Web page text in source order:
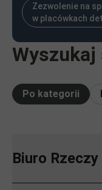
Zezwolenie na
w placówkach
Wyszukaj
Po kategorii
Biuro